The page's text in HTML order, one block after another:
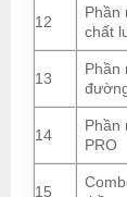
12
Phần
chất
13
Phần
14
Phần
PRO
15